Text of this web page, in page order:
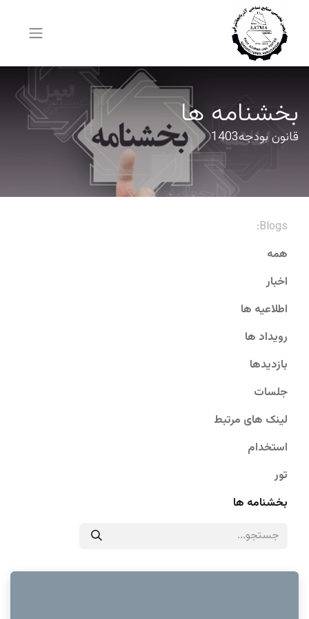
بخشنامه ها
قانون بودجه1403
Blogs:
همه
اخبار
اطلاعیه ها
رویداد ها
بازدیدها
جلسات
لینک های مرتبط
استخدام
تور
بخشنامه ها